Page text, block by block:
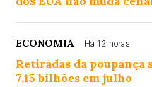
ECONOMIA Há 12 horas
Retiradas da poupança
7,15 bilhões em julho